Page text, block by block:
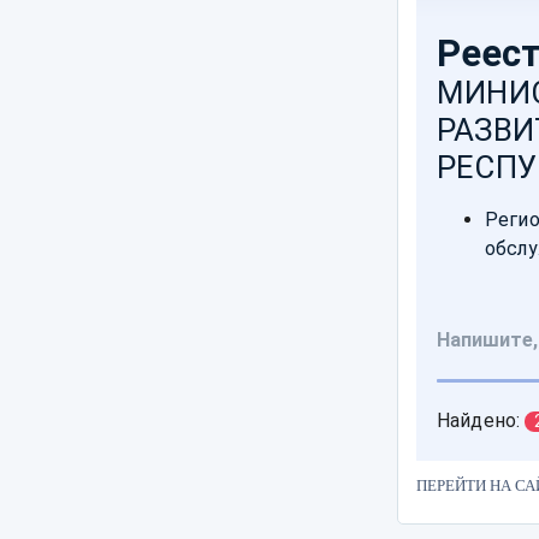
ПЕРЕЙТИ НА